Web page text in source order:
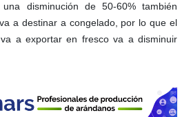
disminución de 50-60% también
a destinar a congelado, por lo que el
a exportar en fresco va a disminuir